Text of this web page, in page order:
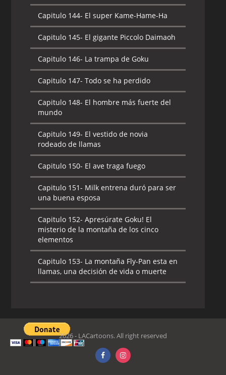
Capitulo 144- El super Kame-Hame-Ha
Capitulo 145- El gigante Piccolo Daimaoh
Capitulo 146- La trampa de Goku
Capitulo 147- Todo se ha perdido
Capitulo 148- El hombre más fuerte del
mundo
Capitulo 149- El vestido de novia
rodeado de llamas
Capitulo 150- El ave traga fuego
Capitulo 151- Milk entrena duró para ser
una buena esposa
Capitulo 152- Apresúrate Goku! El
misterio de la montaña de los cinco
elementos
Capitulo 153- La montaña Fly-Pan esta en
llamas, una decisión de vida o muerte
2026 - LACartoons. All right reserved